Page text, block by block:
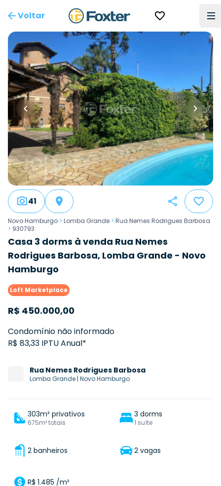
Voltar
41
Novo Hamburgo > Lomba Grande > Rua Nemes Rodrigues Barbosa
> 930793
Casa 3 dorms à venda Rua Nemes
Rodrigues Barbosa, Lomba Grande - Novo
Hamburgo
Loft Marketplace
R$ 450.000,00
Condomínio não informado
R$ 83,33 IPTU Anual*
Rua Nemes Rodrigues Barbosa
Lomba Grande | Novo Hamburgo
303m² privativos
675m² totais
3 dorms
1 suíte
2 banheiros 2 vagas
R$ 1.485 /m²